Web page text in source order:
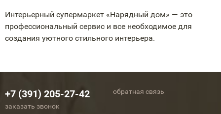
Интерьерный супермаркет «Нарядный дом» — это
профессиональный сервис и все необходимое для
создания уютного стильного интерьера.
+7 (391) 205-27-42
заказать звонок
обратная связь